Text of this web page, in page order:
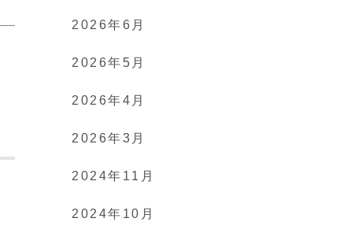
2026年6月
2026年5月
2026年4月
2026年3月
2024年11月
2024年10月